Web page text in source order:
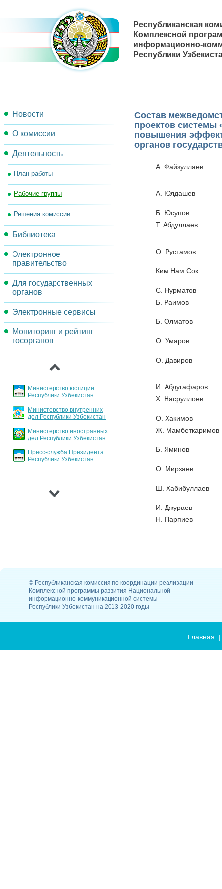
Республиканская
Комплексной
информационно-
Республики
Новости
О комиссии
Состав комиссии
Секретариат комиссии
Рабочий орган комиссии
Контакты
Задачи комиссии
Деятельность
План работы
Рабочие группы
Решения комиссии
Библиотека
Методические материалы
Нормативно-правовые акты
Электронное
правительство
Проекты и мероприятия
Реорганизация
операционных процессов
Целевые индикаторы и
показатели
Архитектура
Для государственных
органов
Порядок инвентаризации
государственных услуг
Основные направления
Порядок регламентации и
государственных услуг
График заслушивания
Электронные сервисы
Обсуждения проектов
документов
Мониторинг и рейтинг
госорганов
Министерство юстиции
Республики Узбекистан
Министерство внутренних
дел Республики Узбекистан
Министерство иностранных
дел Республики Узбекистан
Пресс-служба Президента
Республики Узбекистан
‹
›
Состав
проектов системы
повышения
органов
А. Файзуллаев
А. Юлдашев
Б. Юсупов
Т. Абдуллаев
О. Рустамов
Ким Нам Сок
С. Нурматов
Б. Раимов
Б. Олматов
О. Умаров
О. Давиров
И. Абдугафаров
Х. Насруллоев
О. Хакимов
Ж Мамбеткаримов
Б. Яминов
О. Мирзаев
Ш. Хабибуллаев
И. Джураев
Н. Парпиев
© Республиканская комиссия по координации реализации
Комплексной программы развития Национальной
информационно-коммуникационной системы
Республики Узбекистан на 2013-2020 годы
Главная